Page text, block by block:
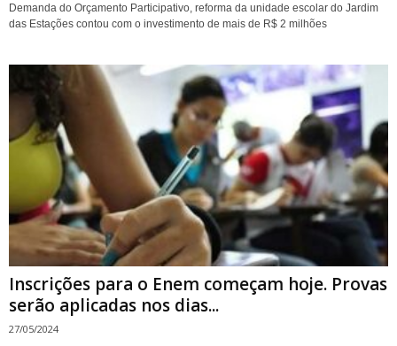
Demanda do Orçamento Participativo, reforma da unidade escolar do Jardim
das Estações contou com o investimento de mais de R$ 2 milhões
Inscrições para o Enem começam hoje. Provas
serão aplicadas nos dias...
27/05/2024